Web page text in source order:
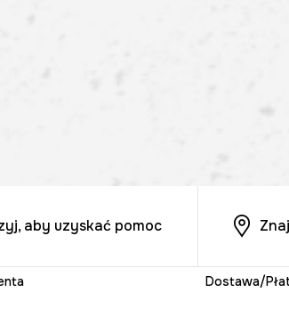
aby uzyskać pomoc
Dostawa/